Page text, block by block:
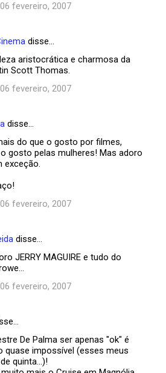
fevereiro, 2007
disse…
aristocrática e charmosa da
Scott Thomas.
fevereiro, 2007
disse…
do que o gosto por filmes,
gosto pelas mulheres! Mas adoro
exceção.
fevereiro, 2007
disse…
JERRY MAGUIRE e tudo do
fevereiro, 2007
De Palma ser apenas "ok" é
quase impossível (esses meus
quinta...)!